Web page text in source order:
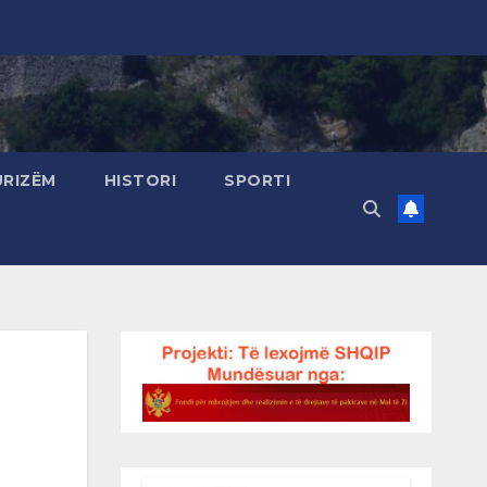
HISTORI SPORTI